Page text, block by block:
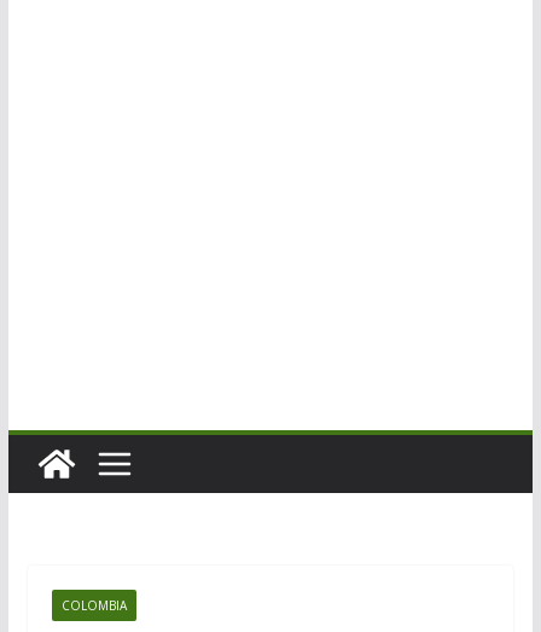
COLOMBIA